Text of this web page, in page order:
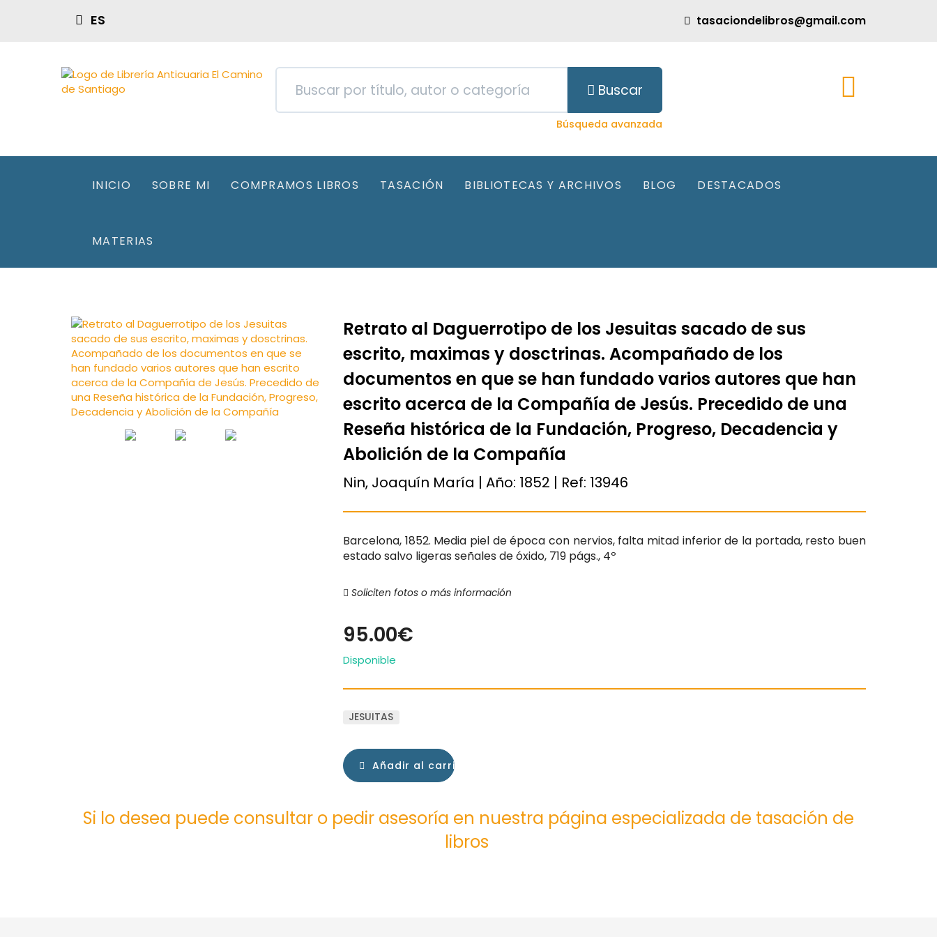
ES tasaciondelibros@gmail.com
Buscar
Búsqueda avanzada
INICIO SOBRE MI COMPRAMOS LIBROS TASACIÓN BIBLIOTECAS Y ARCHIVOS BLOG DESTACADOS
MATERIAS
Retrato al Daguerrotipo de los Jesuitas sacado de sus
escrito, maximas y dosctrinas. Acompañado de los
documentos en que se han fundado varios autores que han
escrito acerca de la Compañía de Jesús. Precedido de una
Reseña histórica de la Fundación, Progreso, Decadencia y
Abolición de la Compañía
Nin, Joaquín María | Año: 1852 | Ref: 13946
Barcelona, 1852. Media piel de época con nervios, falta mitad inferior de la portada, resto buen
estado salvo ligeras señales de óxido, 719 págs., 4º
Soliciten fotos o más información
95.00€
Disponible
JESUITAS
Añadir al carrito
Si lo desea puede consultar o pedir asesoría en nuestra página especializada de tasación de
libros